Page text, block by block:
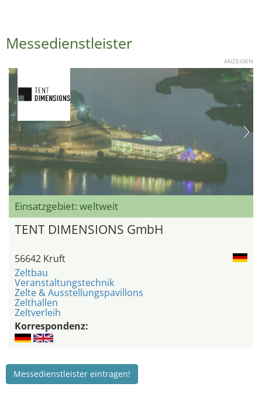
Messedienstleister
ANZEIGEN
Einsatzgebiet: weltweit
TENT DIMENSIONS GmbH
56642 Kruft
Zeltbau
Veranstaltungstechnik
Zelte & Ausstellungspavillons
Zelthallen
Zeltverleih
Korrespondenz:
Messedienstleister eintragen!